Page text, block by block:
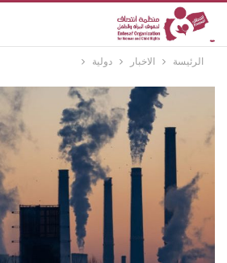
الرئيسة الاخبار دولية